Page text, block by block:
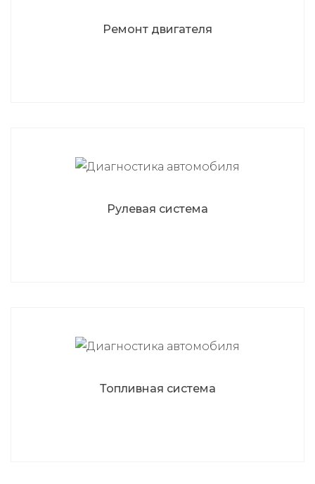
Ремонт двигателя
Рулевая система
Топливная система